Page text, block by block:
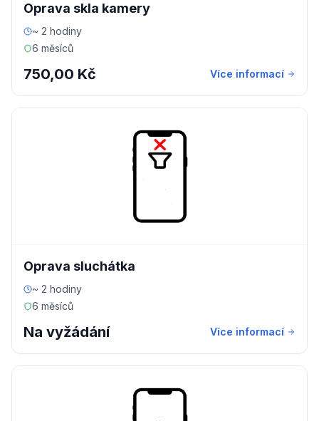
Oprava skla kamery
~ 2 hodiny
6 měsíců
750,00 Kč Více informací
Oprava sluchátka
~ 2 hodiny
6 měsíců
Na vyžádání Více informací